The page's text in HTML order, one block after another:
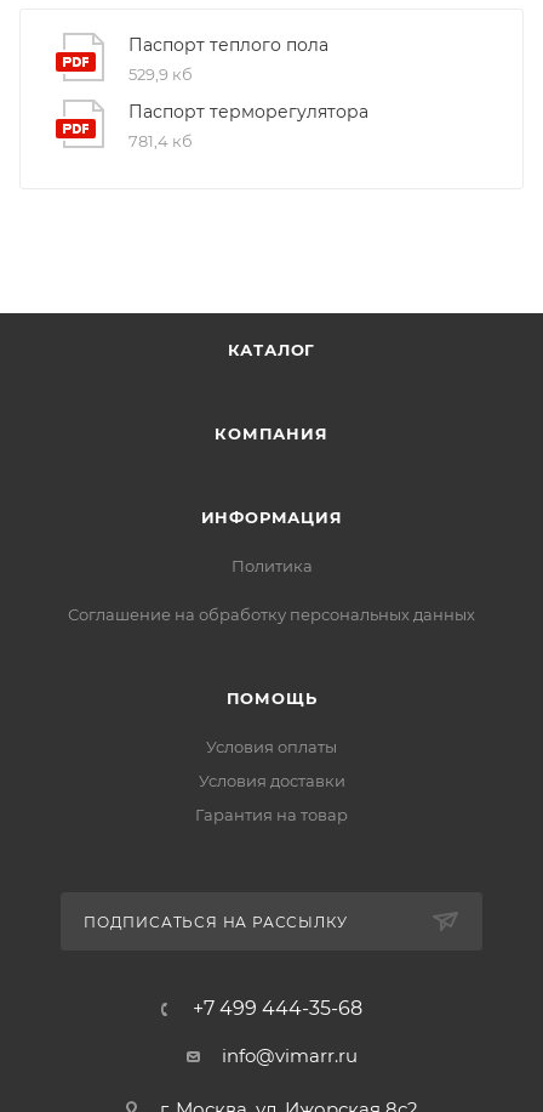
Паспорт теплого пола
529,9 кб
Паспорт терморегулятора
781,4 кб
КАТАЛОГ
КОМПАНИЯ
ИНФОРМАЦИЯ
Политика
Соглашение на обработку персональных данных
ПОМОЩЬ
Условия оплаты
Условия доставки
Гарантия на товар
ПОДПИСАТЬСЯ НА РАССЫЛКУ
+7 499 444-35-68
info@vimarr.ru